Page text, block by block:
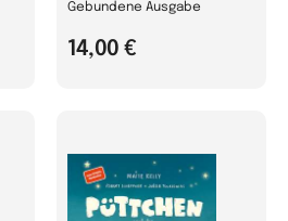
Gebundene Ausgabe
14,00 €